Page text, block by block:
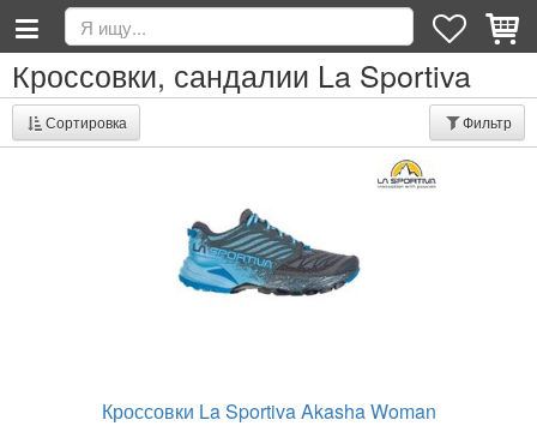
Кроссовки, сандалии La Sportiva
Сортировка Фильтр
Кроссовки La Sportiva Akasha Woman